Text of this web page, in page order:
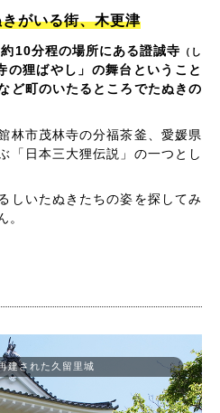
がいる街、木更津
10分程の場所にある證誠寺 （し
の狸ばやし」の舞台ということ
ど町のいたるところでたぬきの
林市茂林寺の分福茶釜、愛媛県
「日本三大狸伝説」の一つとし
しいたぬきたちの姿を探してみ
。
建された久留里城